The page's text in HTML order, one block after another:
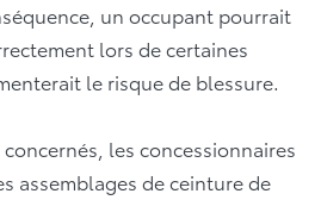
un occupant pourrait
lors de certaines
le risque de blessure.
les concessionnaires
assemblages de ceinture de